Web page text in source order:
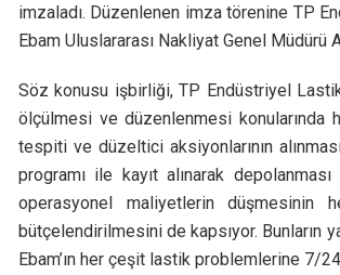
imzaladı. Düzenlenen imza törenine TP
Ebam Uluslararası Nakliyat Genel Müdürü
Söz konusu işbirliği, TP Endüstriyel
ölçülmesi ve düzenlenmesi konularında
tespiti ve düzeltici aksiyonlarının
programı ile kayıt alınarak
operasyonel maliyetlerin düşmesinin
bütçelendirilmesini de kapsıyor. Bunların
Ebam’ın her çeşit lastik problemlerine 7/